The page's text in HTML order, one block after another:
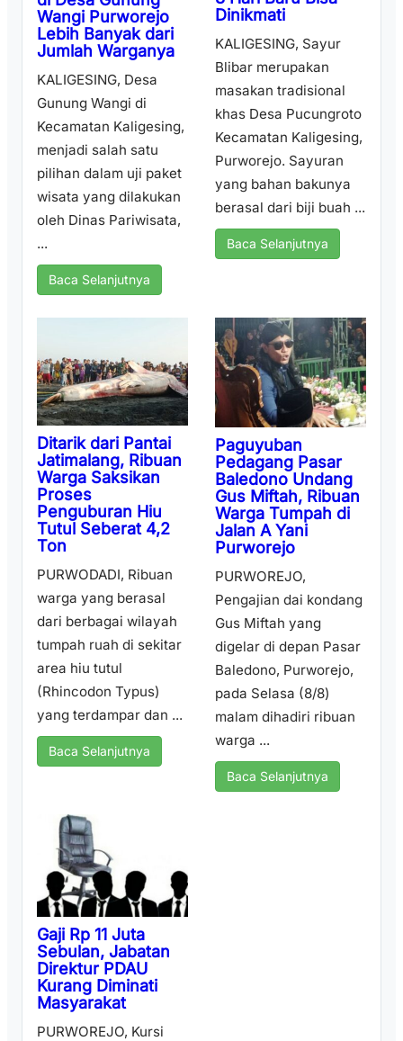
Wangi Purworejo
Lebih Banyak dari
Jumlah Warganya
KALIGESING, Desa
Gunung Wangi di
Kecamatan Kaligesing,
menjadi salah satu
pilihan dalam uji paket
wisata yang dilakukan
oleh Dinas Pariwisata,
...
Baca Selanjutnya
Dinikmati
KALIGESING, Sayur
Blibar merupakan
masakan tradisional
khas Desa Pucungroto
Kecamatan Kaligesing,
Purworejo. Sayuran
yang bahan bakunya
berasal dari biji buah ...
Baca Selanjutnya
Ditarik dari Pantai
Jatimalang, Ribuan
Warga Saksikan
Proses
Penguburan Hiu
Tutul Seberat 4,2
Ton
PURWODADI, Ribuan
warga yang berasal
dari berbagai wilayah
tumpah ruah di sekitar
area hiu tutul
(Rhincodon Typus)
yang terdampar dan ...
Baca Selanjutnya
Paguyuban
Pedagang Pasar
Baledono Undang
Gus Miftah, Ribuan
Warga Tumpah di
Jalan A Yani
Purworejo
PURWOREJO,
Pengajian dai kondang
Gus Miftah yang
digelar di depan Pasar
Baledono, Purworejo,
pada Selasa (8/8)
malam dihadiri ribuan
warga ...
Baca Selanjutnya
Gaji Rp 11 Juta
Sebulan, Jabatan
Direktur PDAU
Kurang Diminati
Masyarakat
PURWOREJO, Kursi